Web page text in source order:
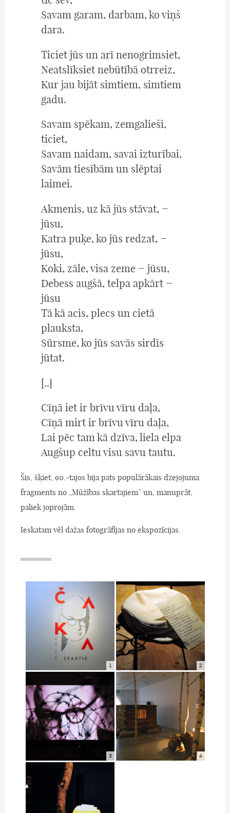
Savam garam, darbam, ko viņš
dara.
Ticiet jūs un arī nenogrimsiet,
Neatslīksiet nebūtībā otrreiz,
Kur jau bijāt simtiem, simtiem
gadu.
Savam spēkam, zemgalieši,
ticiet,
Savam naidam, savai izturībai,
Savām tiesībām un slēptai
laimei.
Akmenis, uz kā jūs stāvat, −
jūsu,
Katra puķe, ko jūs redzat, −
jūsu,
Koki, zāle, visa zeme − jūsu,
Debess augšā, telpa apkārt −
jūsu
Tā kā acis, plecs un cietā
plauksta,
Sūrsme, ko jūs savās sirdīs
jūtat.
[..]
Cīņā iet ir brīvu vīru daļa,
Cīņā mirt ir brīvu vīru daļa,
Lai pēc tam kā dzīva, liela elpa
Augšup celtu visu savu tautu.
Šis, šķiet, 90.-tajos bija pats populārākais dzejojuma
fragments no „Mūžības skartajiem” un, manuprāt,
paliek joprojām.
Ieskatam vēl dažas fotogrāfijas no ekspozīcijas.
1 2
3 4